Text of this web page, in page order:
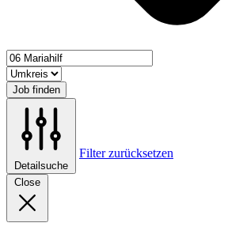
Job finden
Detailsuche
Filter zurücksetzen
Close